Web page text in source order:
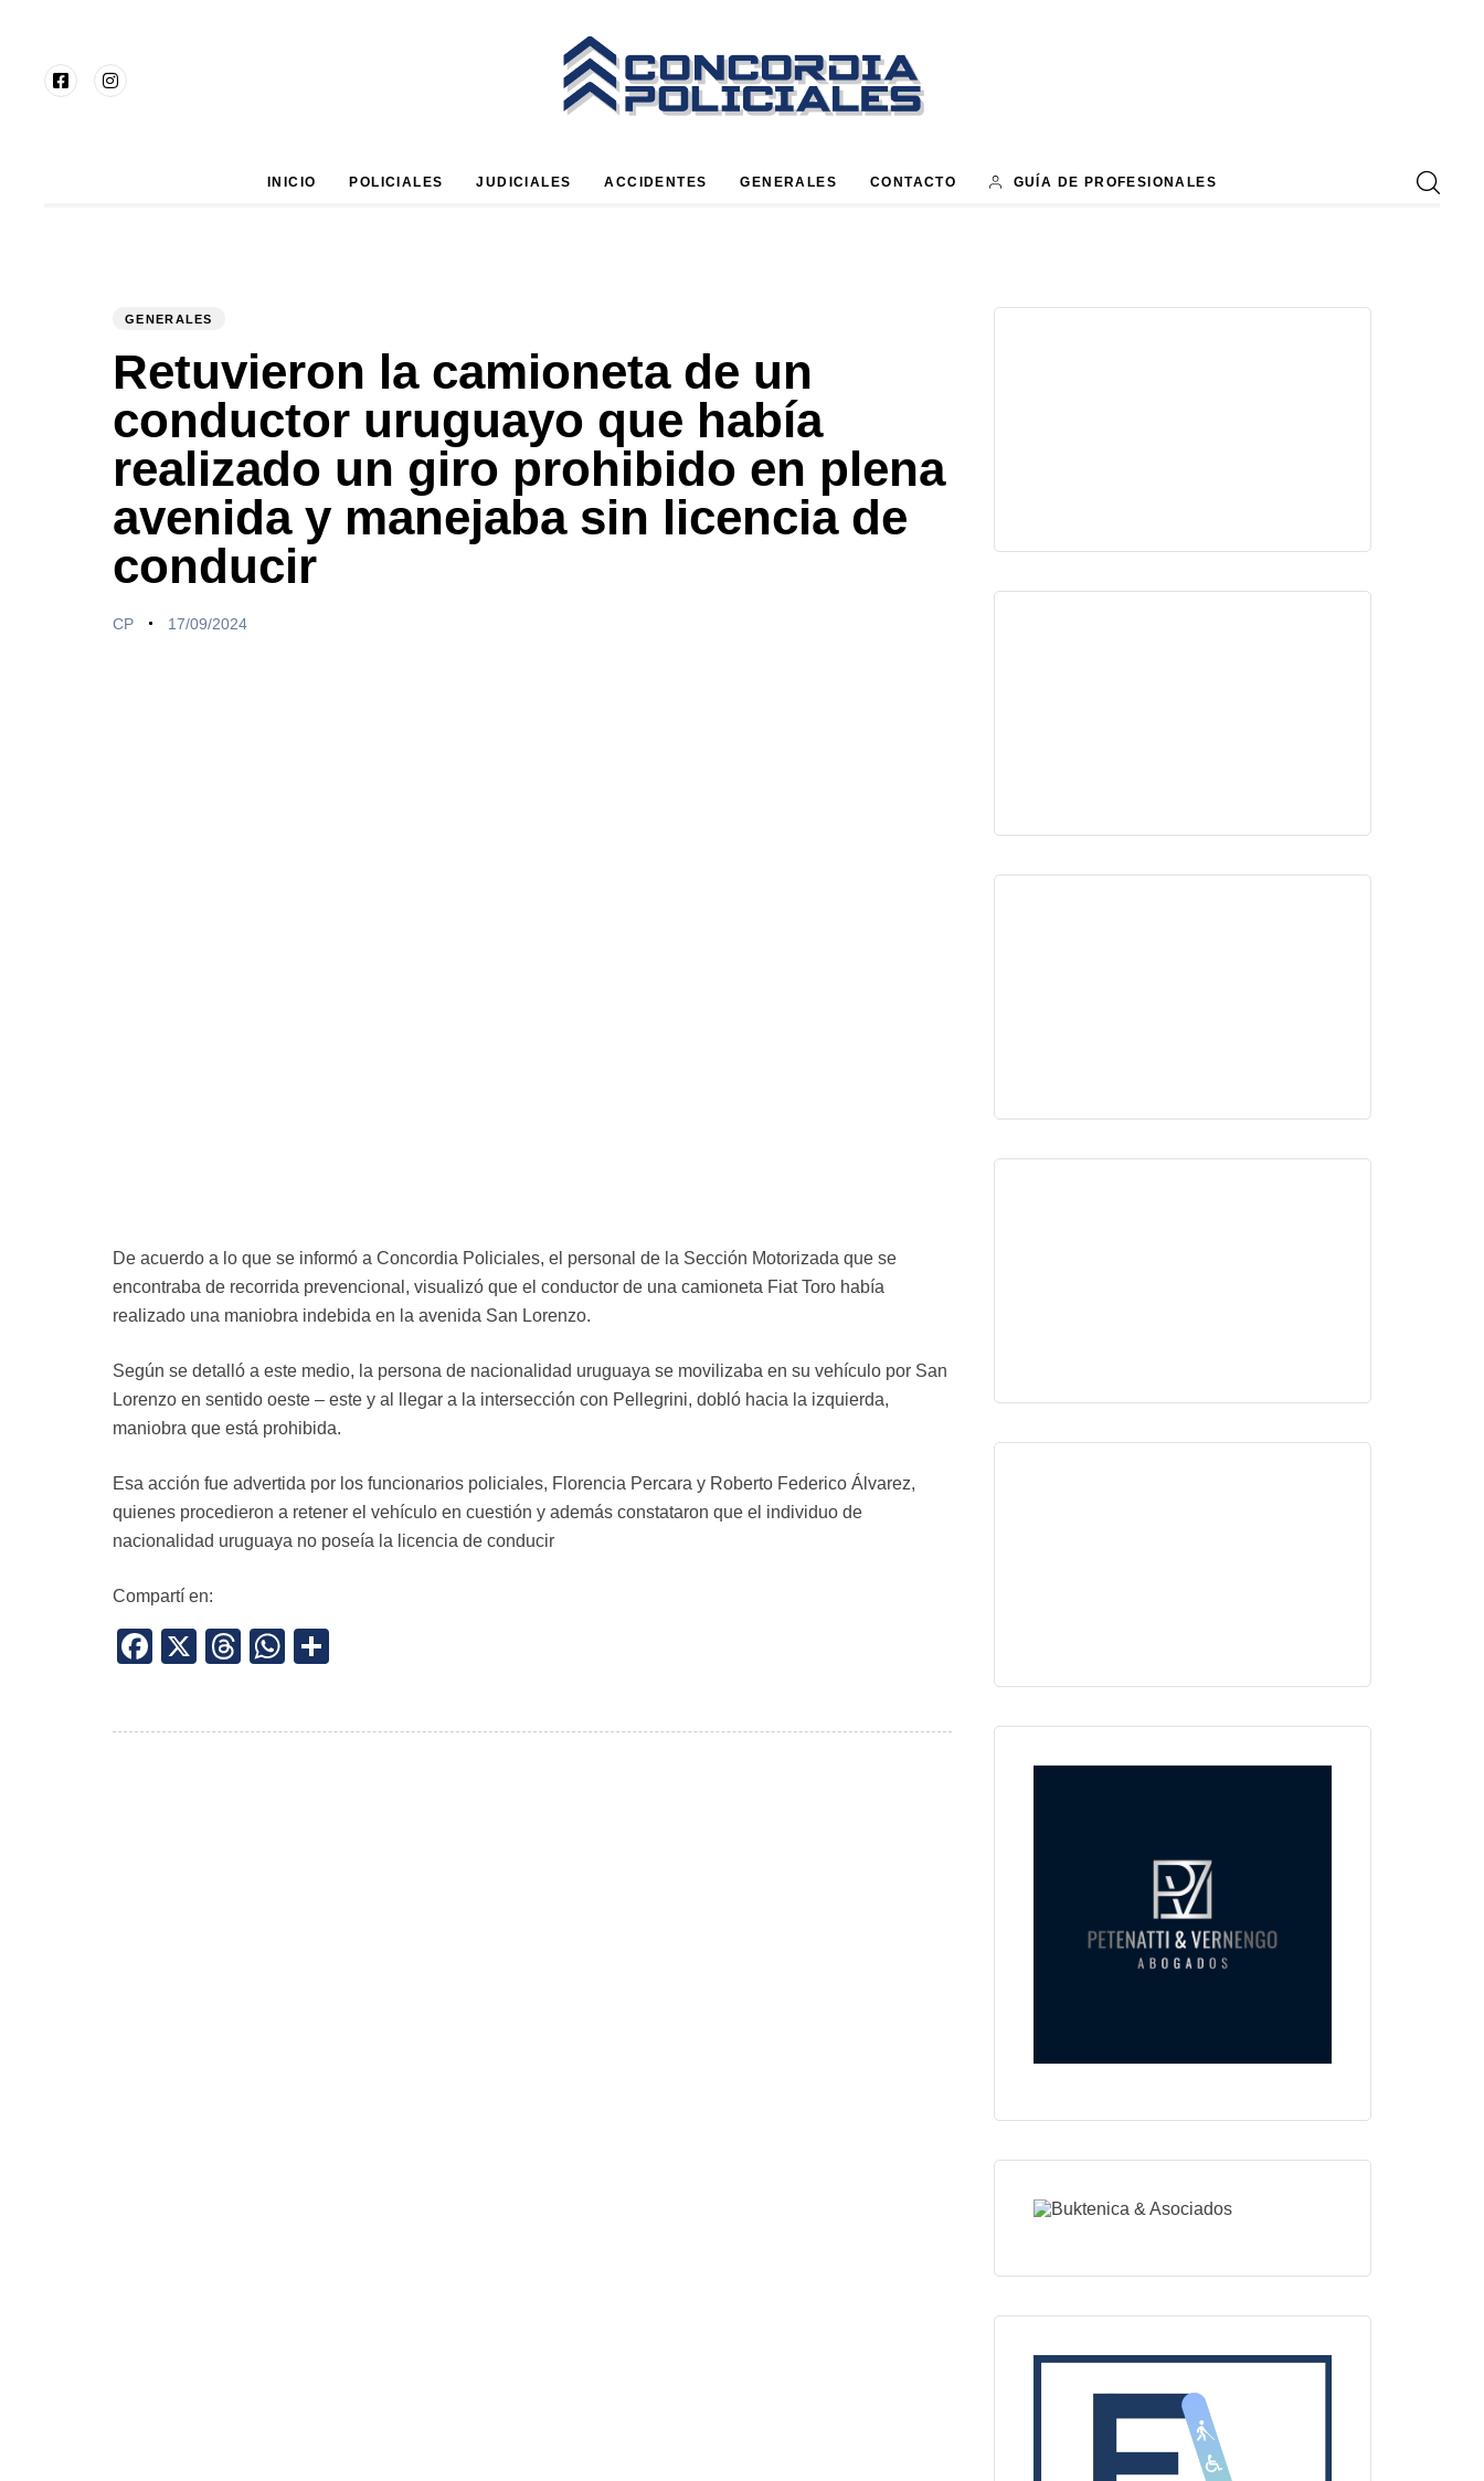
INICIO POLICIALES JUDICIALES ACCIDENTES GENERALES CONTACTO GUÍA DE PROFESIONALES
PUBLISHED
GENERALES
Retuvieron la camioneta de un
conductor uruguayo que había
realizado un giro prohibido en plena
avenida y manejaba sin licencia de
conducir
Author
CP
Published
17/09/2024
De acuerdo a lo que se informó a Concordia Policiales, el personal de la Sección Motorizada que se
encontraba de recorrida prevencional, visualizó que el conductor de una camioneta Fiat Toro había
realizado una maniobra indebida en la avenida San Lorenzo.
Según se detalló a este medio, la persona de nacionalidad uruguaya se movilizaba en su vehículo por San
Lorenzo en sentido oeste – este y al llegar a la intersección con Pellegrini, dobló hacia la izquierda,
maniobra que está prohibida.
Esa acción fue advertida por los funcionarios policiales, Florencia Percara y Roberto Federico Álvarez,
quienes procedieron a retener el vehículo en cuestión y además constataron que el individuo de
nacionalidad uruguaya no poseía la licencia de conducir
Compartí en:
Facebook
X ThreadsWhatsApp